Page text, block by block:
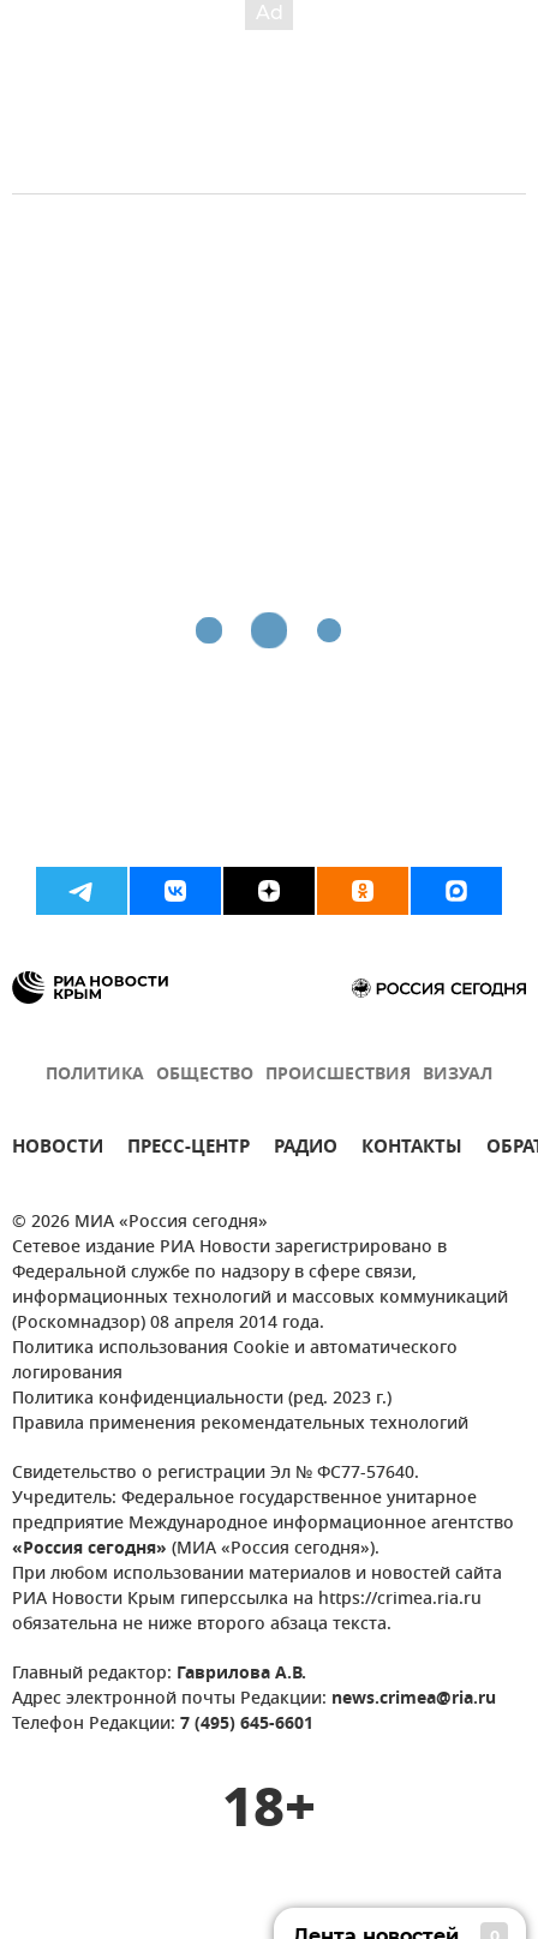
ПОЛИТИКА ОБЩЕСТВО ПРОИСШЕСТВИЯ ВИЗУАЛ
НОВОСТИ ПРЕСС-ЦЕНТР РАДИО КОНТАКТЫ
© 2026 МИА «Россия сегодня»
Сетевое издание РИА Новости зарегистрировано в
Федеральной службе по надзору в сфере связи,
информационных технологий и массовых коммуникаций
(Роскомнадзор) 08 апреля 2014 года.
Политика использования Cookie и автоматического
логирования
Политика конфиденциальности (ред. 2023 г.)
Правила применения рекомендательных технологий
Свидетельство о регистрации Эл № ФС77-57640.
Учредитель: Федеральное государственное унитарное
предприятие Международное информационное агентство
«Россия сегодня» (МИА «Россия сегодня»).
При любом использовании материалов и новостей сайта
РИА Новости Крым гиперссылка на https://crimea.ria.ru
обязательна не ниже второго абзаца текста.
Главный редактор: Гаврилова А.В.
Адрес электронной почты Редакции: news.crimea@ria.ru
Телефон Редакции: 7 (495) 645-6601
18+